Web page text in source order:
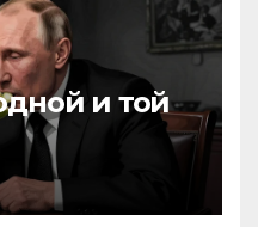
и той